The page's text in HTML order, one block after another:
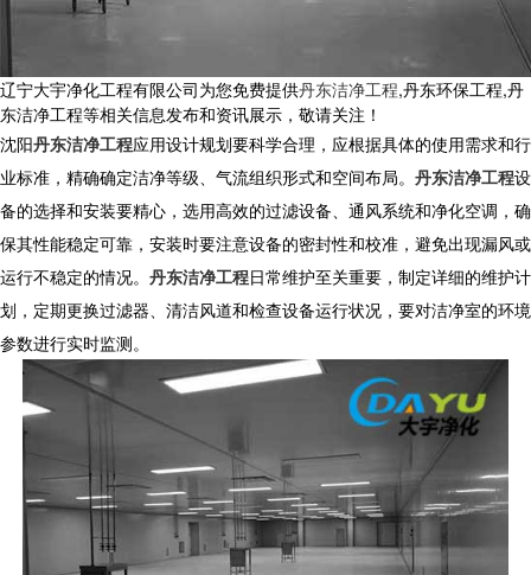
辽宁大宇净化工程有限公司为您免费提供丹东洁净工程,丹东环保工程,丹
东洁净工程等相关信息发布和资讯展示，敬请关注！
沈阳丹东洁净工程应用设计规划要科学合理，应根据具体的使用需求和行
业标准，精确确定洁净等级、气流组织形式和空间布局。 丹东洁净工程设
备的选择和安装要精心，选用高效的过滤设备、通风系统和净化空调，确
保其性能稳定可靠，安装时要注意设备的密封性和校准，避免出现漏风或
运行不稳定的情况。 丹东洁净工程日常维护至关重要，制定详细的维护计
划，定期更换过滤器、清洁风道和检查设备运行状况，要对洁净室的环境
参数进行实时监测。